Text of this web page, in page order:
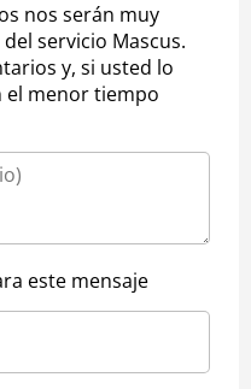
nos serán muy
servicio Mascus.
y, si usted lo
el menor tiempo
este mensaje